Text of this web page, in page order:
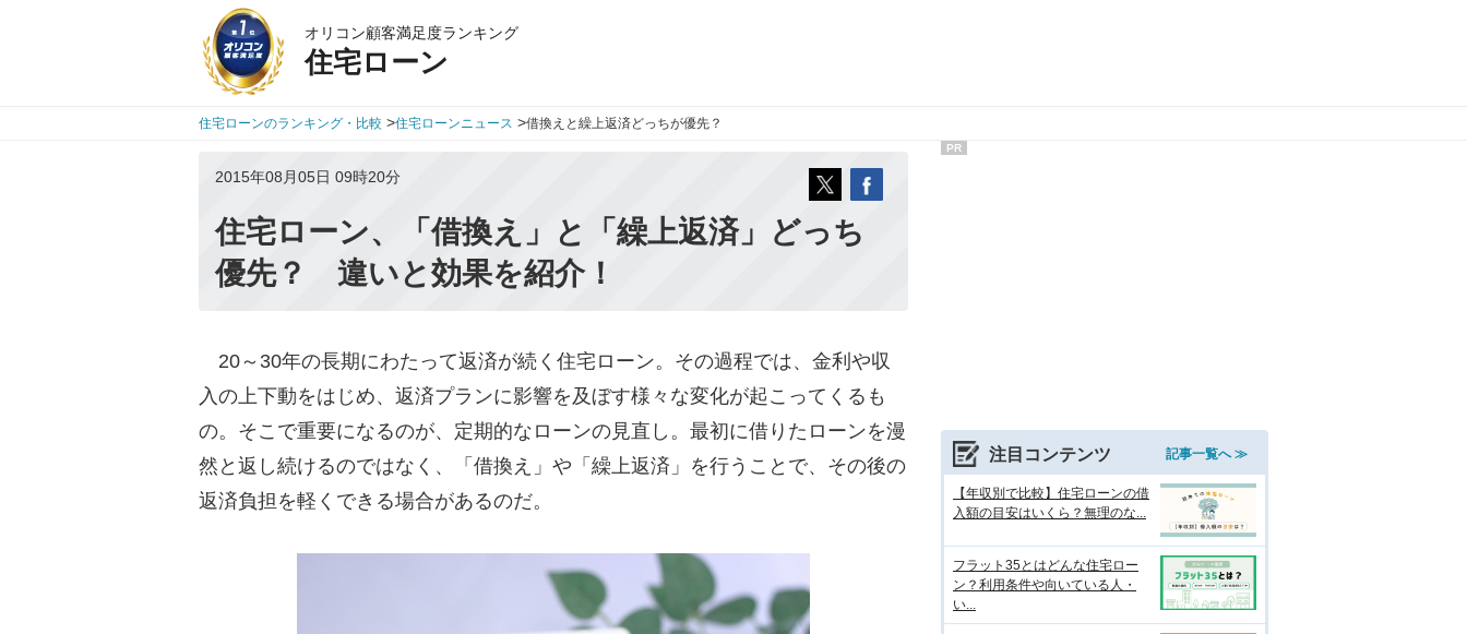
オリコン顧客満足度ランキング
住宅ローン
住宅ローンのランキング・比較 >住宅ローンニュース >借換えと繰上返済どっちが優先？
2015年08月05日 09時20分
住宅ローン、「借換え」と「繰上返済」どっち
優先？ 違いと効果を紹介！
20～30年の長期にわたって返済が続く住宅ローン。その過程では、金利や収
入の上下動をはじめ、返済プランに影響を及ぼす様々な変化が起こってくるも
の。そこで重要になるのが、定期的なローンの見直し。最初に借りたローンを漫
然と返し続けるのではなく、「借換え」や「繰上返済」を行うことで、その後の
返済負担を軽くできる場合があるのだ。
PR
注目コンテンツ 記事一覧へ ≫
【年収別で比較】住宅ローンの借
入額の目安はいくら？無理のな...
フラット35とはどんな住宅ロー
ン？利用条件や向いている人・
い...